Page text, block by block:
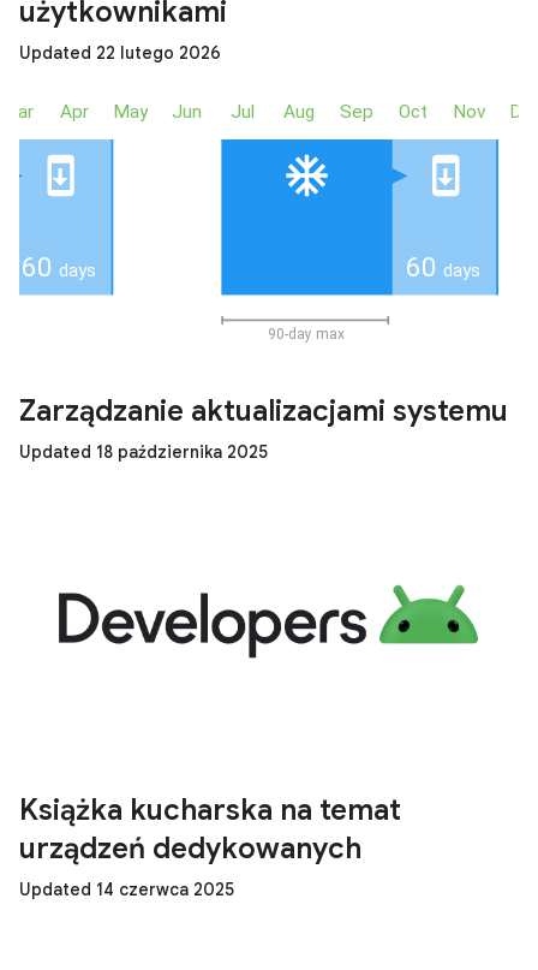
użytkownikami
Updated 22 lutego 2026
Zarządzanie aktualizacjami systemu
Updated 18 października 2025
Książka kucharska na temat
urządzeń dedykowanych
Updated 14 czerwca 2025